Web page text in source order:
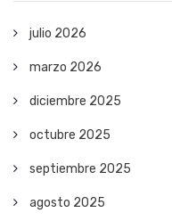
julio 2026
marzo 2026
diciembre 2025
octubre 2025
septiembre 2025
agosto 2025